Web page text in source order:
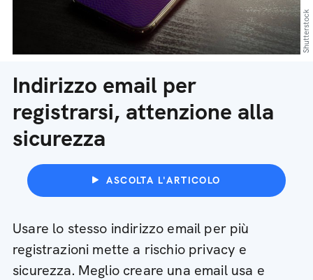
Indirizzo email per
registrarsi, attenzione alla
sicurezza
ASCOLTA L'ARTICOLO
Usare lo stesso indirizzo email per più
registrazioni mette a rischio privacy e
sicurezza. Meglio creare una email usa e
Shutterstock